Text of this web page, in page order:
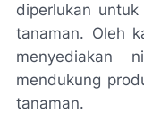
diperlukan
tanaman. Oleh
menyediakan
mendukung
tanaman.